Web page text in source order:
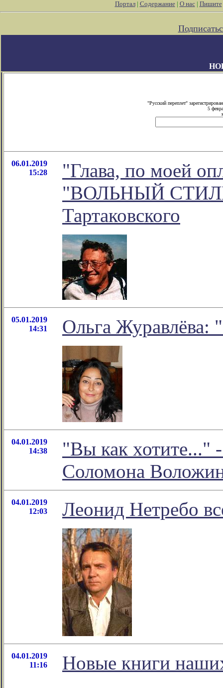
Портал| Содержание| О нас| Пишите
"Русский переплет"
5
06.01.2019
15:28
"Глава, по моей
"ВОЛЬНЫЙ
Тартаковского
05.01.2019
14:31
Ольга Журавлёва:
04.01.2019
14:38
"Вы как хотите..."
Соломона
04.01.2019
12:03
Леонид Нетребо
04.01.2019
11:16
Новые книги